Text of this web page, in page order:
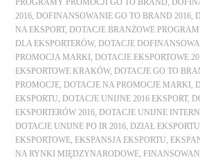
PROGRAMY PROMOCJI GO TO BRAND
2016 ,DOFINANSOWANIE GO TO BRAND 2016 ,
NA EKSPORT,DOTACJE BRANŻOWE
DLA EKSPORTERÓW,DOTACJE
PROMOCJA MARKI
,DOTACJE EKSPORTOWE
EKSPORTOWE KRAKÓW,DOTACJE GO TO
PROMOCJE ,DOTACJE NA PROMOCJE MARKI ,
EKSPORTU ,DOTACJE UNIJNE 2016 EKSPORT,
EKSPORTERÓW 2016 ,DOTACJE UNIJNE
DOTACJE UNIJNE PO IR 2016 ,DZIAŁ
EKSPORTOWE ,EKSPANSJA EKSPORTU ,
NA RYNKI MIĘDZYNARODOWE ,